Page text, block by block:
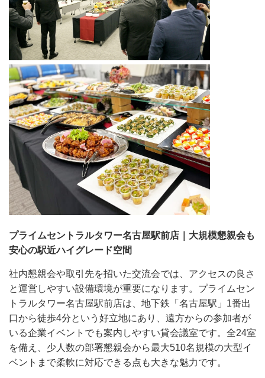
プライムセントラルタワー名古屋駅前店｜大規模懇親会も
安心の駅近ハイグレード空間
社内懇親会や取引先を招いた交流会では、アクセスの良さ
と運営しやすい設備環境が重要になります。プライムセン
トラルタワー名古屋駅前店は、地下鉄「名古屋駅」1番出
口から徒歩4分という好立地にあり、遠方からの参加者が
いる企業イベントでも案内しやすい貸会議室です。全24室
を備え、少人数の部署懇親会から最大510名規模の大型イ
ベントまで柔軟に対応できる点も大きな魅力です。